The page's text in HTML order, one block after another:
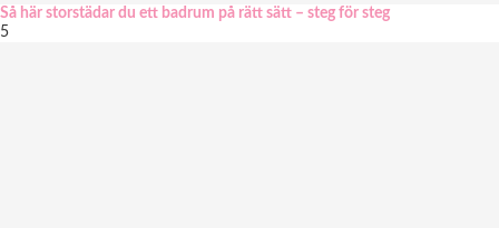
Så här storstädar du ett badrum på rätt sätt – steg för steg
5